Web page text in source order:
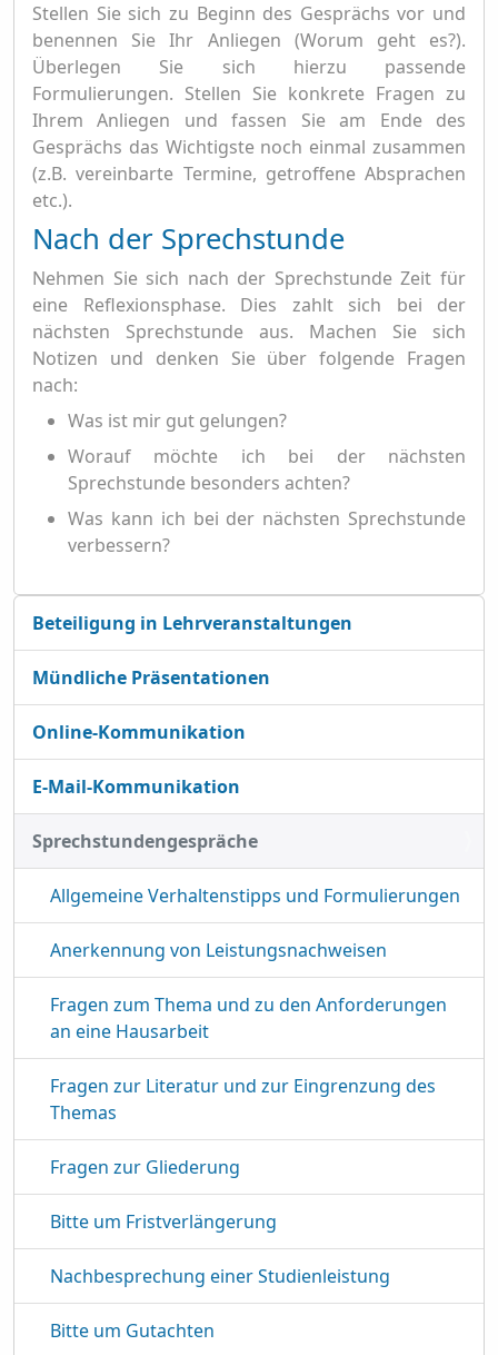
Stellen Sie sich zu Beginn des Gesprächs vor und
benennen Sie Ihr Anliegen (Worum geht es?).
Überlegen Sie sich hierzu passende
Formulierungen. Stellen Sie konkrete Fragen zu
Ihrem Anliegen und fassen Sie am Ende des
Gesprächs das Wichtigste noch einmal zusammen
(z.B. vereinbarte Termine, getroffene Absprachen
etc.).
Nach der Sprechstunde
Nehmen Sie sich nach der Sprechstunde Zeit für
eine Reflexionsphase. Dies zahlt sich bei der
nächsten Sprechstunde aus. Machen Sie sich
Notizen und denken Sie über folgende Fragen
nach:
Was ist mir gut gelungen?
Worauf möchte ich bei der nächsten
Sprechstunde besonders achten?
Was kann ich bei der nächsten Sprechstunde
verbessern?
o
Beteiligung in Lehrveranstaltungen
Mündliche Präsentationen
Online-Kommunikation
E-Mail-Kommunikation
Sprechstundengespräche
Allgemeine Verhaltenstipps und Formulierungen
Anerkennung von Leistungsnachweisen
Fragen zum Thema und zu den Anforderungen
an eine Hausarbeit
Fragen zur Literatur und zur Eingrenzung des
Themas
Fragen zur Gliederung
Bitte um Fristverlängerung
Nachbesprechung einer Studienleistung
Bitte um Gutachten